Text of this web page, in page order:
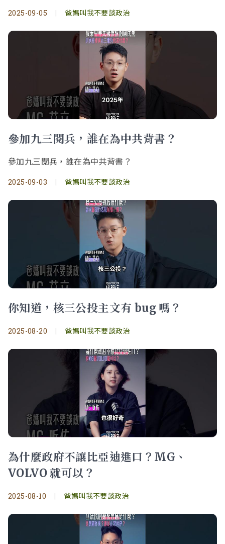
2025-09-05 | 爸媽叫我不要談政治
參加九三閱兵，誰在為中共背書？
參加九三閱兵，誰在為中共背書？
2025-09-03 | 爸媽叫我不要談政治
你知道，核三公投主文有 bug 嗎？
2025-08-20 | 爸媽叫我不要談政治
為什麼政府不讓比亞迪進口？MG、
VOLVO 就可以？
2025-08-10 | 爸媽叫我不要談政治